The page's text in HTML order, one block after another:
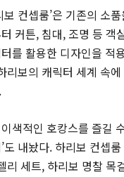
보 컨셉룸’은 기존의 소
커튼, 침대, 조명 등 객
를 활용한 디자인을 적
리보의 캐릭터 세계 속
색적인 호캉스를 즐길
도 내놨다. 하리보 컨셉
리 세트, 하리보 명찰 목